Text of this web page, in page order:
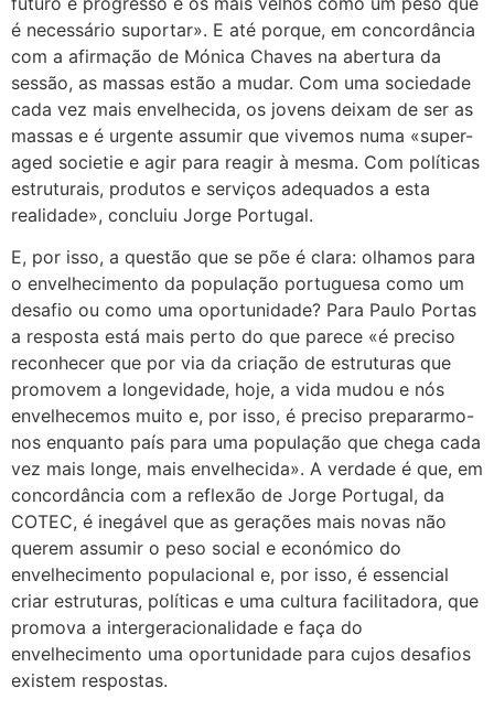
é necessário suportar». E até porque, em concordância
com a afirmação de Mónica Chaves na abertura da
sessão, as massas estão a mudar. Com uma sociedade
cada vez mais envelhecida, os jovens deixam de ser as
massas e é urgente assumir que vivemos numa «super-
aged societie e agir para reagir à mesma. Com políticas
estruturais, produtos e serviços adequados a esta
realidade», concluiu Jorge Portugal.
E, por isso, a questão que se põe é clara: olhamos para
o envelhecimento da população portuguesa como um
desafio ou como uma oportunidade? Para Paulo Portas
a resposta está mais perto do que parece «é preciso
reconhecer que por via da criação de estruturas que
promovem a longevidade, hoje, a vida mudou e nós
envelhecemos muito e, por isso, é preciso prepararmo-
nos enquanto país para uma população que chega cada
vez mais longe, mais envelhecida». A verdade é que, em
concordância com a reflexão de Jorge Portugal, da
COTEC, é inegável que as gerações mais novas não
querem assumir o peso social e económico do
envelhecimento populacional e, por isso, é essencial
criar estruturas, políticas e uma cultura facilitadora, que
promova a intergeracionalidade e faça do
envelhecimento uma oportunidade para cujos desafios
existem respostas.